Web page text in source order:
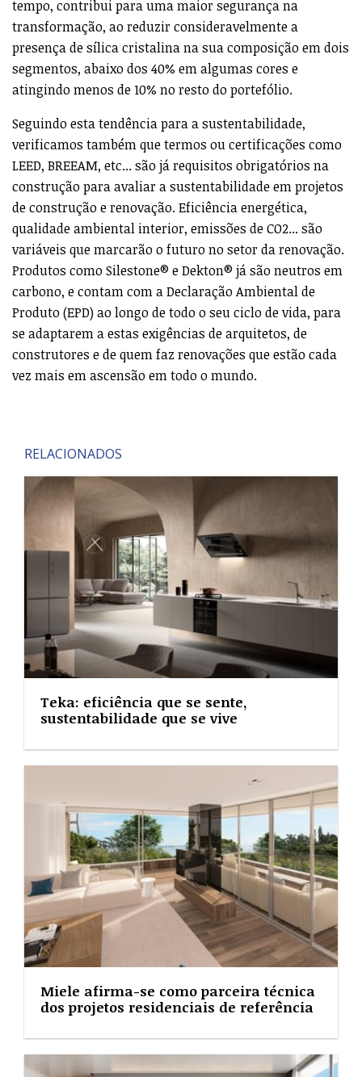
tempo, contribui para uma maior segurança na
transformação, ao reduzir consideravelmente a
presença de sílica cristalina na sua composição em dois
segmentos, abaixo dos 40% em algumas cores e
atingindo menos de 10% no resto do portefólio.
Seguindo esta tendência para a sustentabilidade,
verificamos também que termos ou certificações como
LEED, BREEAM, etc... são já requisitos obrigatórios na
construção para avaliar a sustentabilidade em projetos
de construção e renovação. Eficiência energética,
qualidade ambiental interior, emissões de CO2... são
variáveis que marcarão o futuro no setor da renovação.
Produtos como Silestone® e Dekton® já são neutros em
carbono, e contam com a Declaração Ambiental de
Produto (EPD) ao longo de todo o seu ciclo de vida, para
se adaptarem a estas exigências de arquitetos, de
construtores e de quem faz renovações que estão cada
vez mais em ascensão em todo o mundo.
RELACIONADOS
Teka: eficiência que se sente,
sustentabilidade que se vive
Miele afirma-se como parceira técnica
dos projetos residenciais de referência